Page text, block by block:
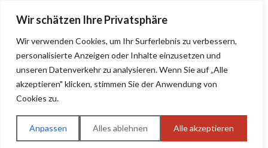
Wir schätzen Ihre Privatsphäre
Wir verwenden Cookies, um Ihr Surferlebnis zu verbessern,
personalisierte Anzeigen oder Inhalte einzusetzen und
unseren Datenverkehr zu analysieren. Wenn Sie auf „Alle
akzeptieren" klicken, stimmen Sie der Anwendung von
Cookies zu.
Anpassen Alles ablehnen Alle akzeptieren
BAUHERRENHILFE.orgQualitätssiegel!
Sie finden hier nur Qualitätsbetriebe, die mit dem DIAMANT,
PLATIN, GOLD, SILBER, ANWÄRTER "Bauherrenhilfe.org-
Qualitätssiegel" ausgezeichnet sind.